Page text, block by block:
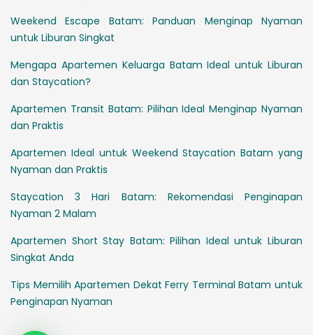
Weekend Escape Batam: Panduan Menginap Nyaman
untuk Liburan Singkat
Mengapa Apartemen Keluarga Batam Ideal untuk Liburan
dan Staycation?
Apartemen Transit Batam: Pilihan Ideal Menginap Nyaman
dan Praktis
Apartemen Ideal untuk Weekend Staycation Batam yang
Nyaman dan Praktis
Staycation 3 Hari Batam: Rekomendasi Penginapan
Nyaman 2 Malam
Apartemen Short Stay Batam: Pilihan Ideal untuk Liburan
Singkat Anda
Tips Memilih Apartemen Dekat Ferry Terminal Batam untuk
Penginapan Nyaman